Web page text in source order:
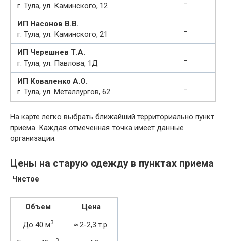
г. Тула, ул. Каминского, 12
ИП Насонов В.В.
г. Тула, ул. Каминского, 21
ИП Черешнев Т.А.
г. Тула, ул. Павлова, 1Д
ИП Коваленко А.О.
г. Тула, ул. Металлургов, 62
На карте легко выбрать ближайший территориально пункт
приема. Каждая отмеченная точка имеет данные
организации.
Цены на старую одежду в пунктах приема
Чистое
Объем
Цена
До 40 м3
≈ 2-2,3 т.р.